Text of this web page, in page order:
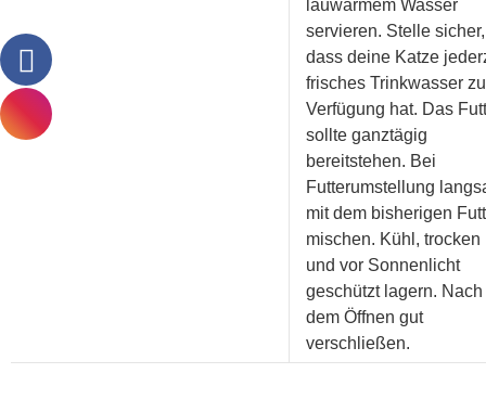
lauwarmem Wasser
servieren. Stelle sicher,
dass deine Katze
frisches Trinkwasser
Verfügung hat. Das
sollte ganztägig
bereitstehen. Bei
Futterumstellung
mit dem bisherigen
mischen. Kühl, trocken
und vor Sonnenlicht
geschützt lagern. Nach
dem Öffnen gut
verschließen.